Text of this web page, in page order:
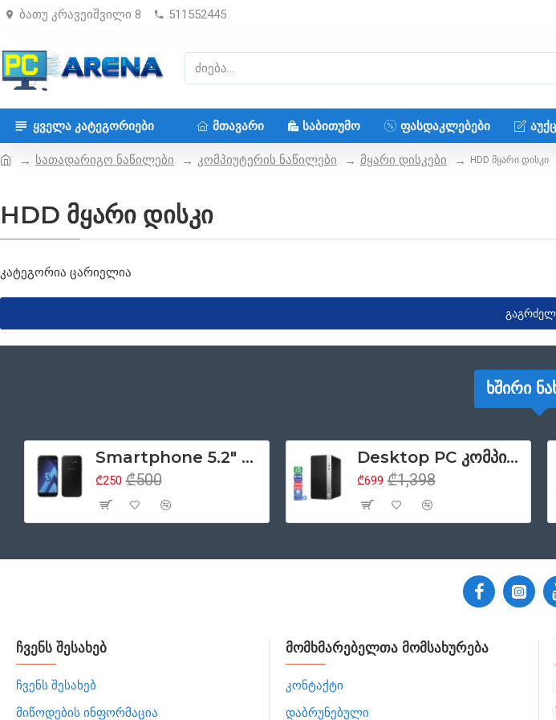
ბათუ კრავეიშვილი 8 511552445
ᲧᲕᲔᲚᲐ ᲙᲐᲢᲔᲒᲝᲠᲘᲔᲑᲘ ᲛᲗᲐᲕᲐᲠᲘ ᲡᲐᲑᲘᲗᲣᲛᲝ ᲤᲐᲡᲓᲐᲙᲚᲔᲑᲔᲑᲘ
სათადარიგო ნაწილები კომპიუტერის ნაწილები მყარი დისკები HDD მყარი დისკი
HDD მყარი დისკი
კატეგორია ცარიელია
ᲮᲨᲘᲠᲘ
Smartphone 5.2" Samsung Galaxy A5 (2017), 4G, Samsung Exynos 7880, 3GB/32GB, ორმაგი SIM, NFC, რადიო, Android 6, შავი (მეორადი პროდუქტის კლასი - A)
₾250 ₾500
Desktop PC კომპიუტერი HP ProDesk 400 G5 Tower, Intel Core i5 8500 (6 თაობა), 8GB ოპერატიული, 256GB SSD მყარი დისკი, DisplayPort, DVD, Windows 11 Pro (მოერადი პროდუქციის კლასი - ა)
₾699 ₾1,398
ჩვენს შესახებ
ჩვენს შესახებ
მიწოდების ინფორმაცია
მომხმარებელთა მომსახურება
კონტაქტი
დაბრუნებული